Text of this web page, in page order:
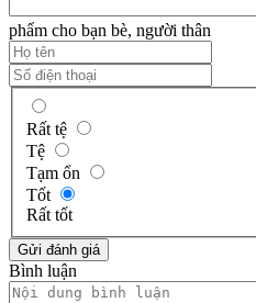
phẩm cho bạn bè, người thân
Rất tệ
Tệ
Tạm ổn
Tốt
Rất tốt
Bình luận